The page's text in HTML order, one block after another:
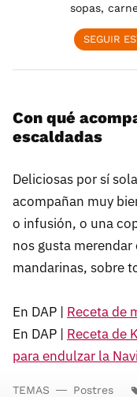
sopas,
SEGUIR
Con qué
escaldadas
Deliciosas por sí
acompañan muy
o infusión, o una
nos gusta
mandarinas, sobre
En DAP | Receta de
En DAP | Receta de
para endulzar la
TEMAS Postres